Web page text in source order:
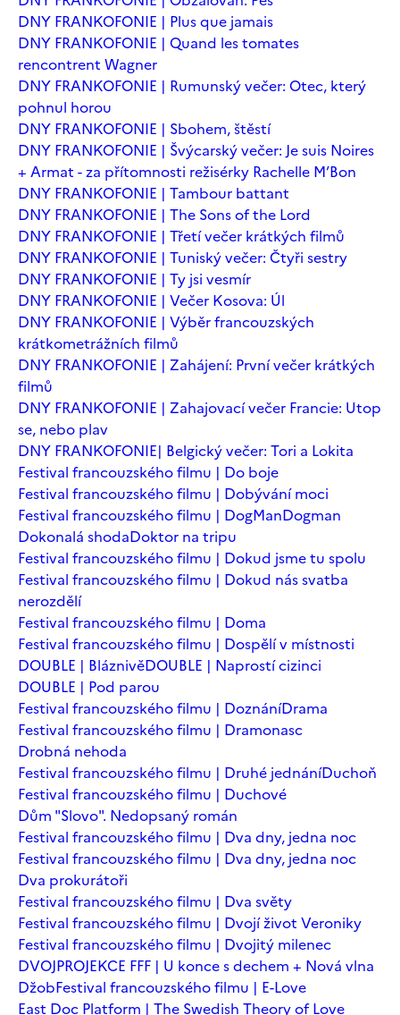
DNY FRANKOFONIE | Plus que jamais
DNY FRANKOFONIE | Quand les tomates
rencontrent Wagner
DNY FRANKOFONIE | Rumunský večer: Otec, který
pohnul horou
DNY FRANKOFONIE | Sbohem, štěstí
DNY FRANKOFONIE | Švýcarský večer: Je suis Noires
+ Armat - za přítomnosti režisérky Rachelle M’Bon
DNY FRANKOFONIE | Tambour battant
DNY FRANKOFONIE | The Sons of the Lord
DNY FRANKOFONIE | Třetí večer krátkých filmů
DNY FRANKOFONIE | Tuniský večer: Čtyři sestry
DNY FRANKOFONIE | Ty jsi vesmír
DNY FRANKOFONIE | Večer Kosova: Úl
DNY FRANKOFONIE | Výběr francouzských
krátkometrážních filmů
DNY FRANKOFONIE | Zahájení: První večer krátkých
filmů
DNY FRANKOFONIE | Zahajovací večer Francie: Utop
se, nebo plav
DNY FRANKOFONIE| Belgický večer: Tori a Lokita
Festival francouzského filmu | Do boje
Festival francouzského filmu | Dobývání moci
Festival francouzského filmu | DogManDogman
Dokonalá shodaDoktor na tripu
Festival francouzského filmu | Dokud jsme tu spolu
Festival francouzského filmu | Dokud nás svatba
nerozdělí
Festival francouzského filmu | Doma
Festival francouzského filmu | Dospělí v místnosti
DOUBLE | BláznivěDOUBLE | Naprostí cizinci
DOUBLE | Pod parou
Festival francouzského filmu | DoznáníDrama
Festival francouzského filmu | Dramonasc
Drobná nehoda
Festival francouzského filmu | Druhé jednáníDuchoň
Festival francouzského filmu | Duchové
Dům "Slovo". Nedopsaný román
Festival francouzského filmu | Dva dny, jedna noc
Festival francouzského filmu | Dva dny, jedna noc
Dva prokurátoři
Festival francouzského filmu | Dva světy
Festival francouzského filmu | Dvojí život Veroniky
Festival francouzského filmu | Dvojitý milenec
DVOJPROJEKCE FFF | U konce s dechem + Nová vlna
DžobFestival francouzského filmu | E-Love
East Doc Platform | The Swedish Theory of Love